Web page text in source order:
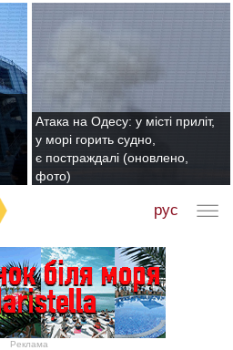
Атака на Одесу: у місті приліт,
у морі горить судно,
є постраждалі (оновлено,
фото)
рус
Реклама